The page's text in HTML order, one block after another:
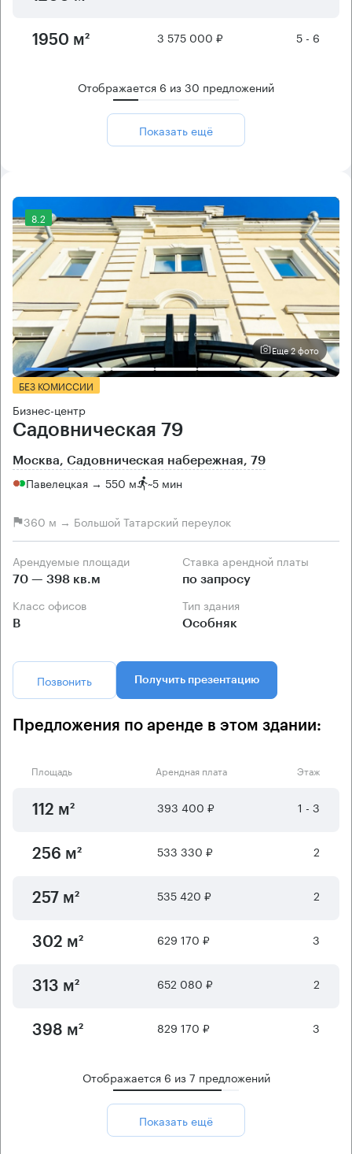
1950 м² 3 575 000 ₽ 5 - 6
Отображается 6 из30 предложений
Показать ещё
8.2
Еще 2 фото
БЕЗ КОМИССИИ
Бизнес-центр
Садовническая 79
Москва, Садовническая набережная, 79
Павелецкая → 550 м ~5 мин
360 м → Большой Татарский переулок
Арендуемые площади
70 — 398 кв.м
Ставка арендной платы
по запросу
Класс офисов
B
Тип здания
Особняк
Позвонить Получить презентацию
Предложения по аренде в этом здании:
Площадь Арендная плата Этаж
112 м² 393 400 ₽ 1 - 3
256 м² 533 330 ₽ 2
257 м² 535 420 ₽ 2
302 м² 629 170 ₽ 3
313 м² 652 080 ₽ 2
398 м² 829 170 ₽ 3
Отображается 6 из7 предложений
Показать ещё